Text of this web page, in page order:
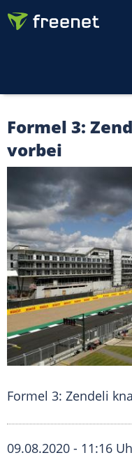
Formel 3:
vorbei
Formel 3: Zendeli
09.08.2020 - 11:16